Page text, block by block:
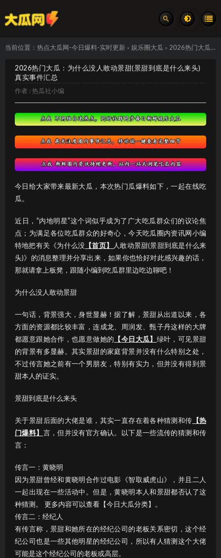
当前位置： 热点大瓜网-今日爆料-实时更新 > 娱乐圈大瓜 > 2026热门大瓜：为什么没人敢动景甜(景甜到底是什么来头) 真实事件汇总
2026热门大瓜：为什么没人敢动景甜(景甜到底是什么来头)
真实事件汇总
作者 : 热瓜社小编
今日给大家带来最新大瓜，本次热门瓜爆料如下，一起在线吃
瓜。
近日，“内地明星”这个词似乎成为了广大吃瓜群众们的议论焦
点；为满足各位吃瓜群众的好奇心，今天吃瓜圈内资讯网小编
特地把有关《为什么没 【首页】
人敢动景甜(景甜到底是什么来
头)》的消息整理并分享出来，如果你也恰好对此感兴趣的话，
那就请拿上板凳，跟随小编到吃瓜群里边吃边聊吧！
为什么没人敢动景甜
一句话，背景强大，身世显赫！据了解，景甜从出道以来，各
方面的资源都比较丰富，连成龙、周润发、甄子丹这样的大牌
都愿意跟她合作，也愿意做她的 【今日大瓜】 绿叶，可见景甜
的背景有多显赫。其实景甜的家庭背景并没有什么特别之处，
不过传言她之前有一个男朋友，特别有实力，但并没有得到景
甜本人的证实。
景甜到底是什么来头
关于景甜后面的大佬是谁，其实一直存在着各种猜测和传 【热
门爆料】 言，但并没有官方确认。以下是一些流传的猜测和传
言：
传言一：黄晓明
因为景甜曾经和黄晓明合作过电影《智取威虎山》，并且二人
一起出现在一些活动中。但是，黄晓明本人和景甜都否认了这
种猜测。 更多内容可以查看【今日大瓜分类】。
传言二：经纪人
有传言称，景甜和她所在的经纪公司的老板关系密切，这个经
纪公司也是一些其他明星的经纪公司，所以有人猜测这个大佬
可能是这个经纪公司的老板或高层。